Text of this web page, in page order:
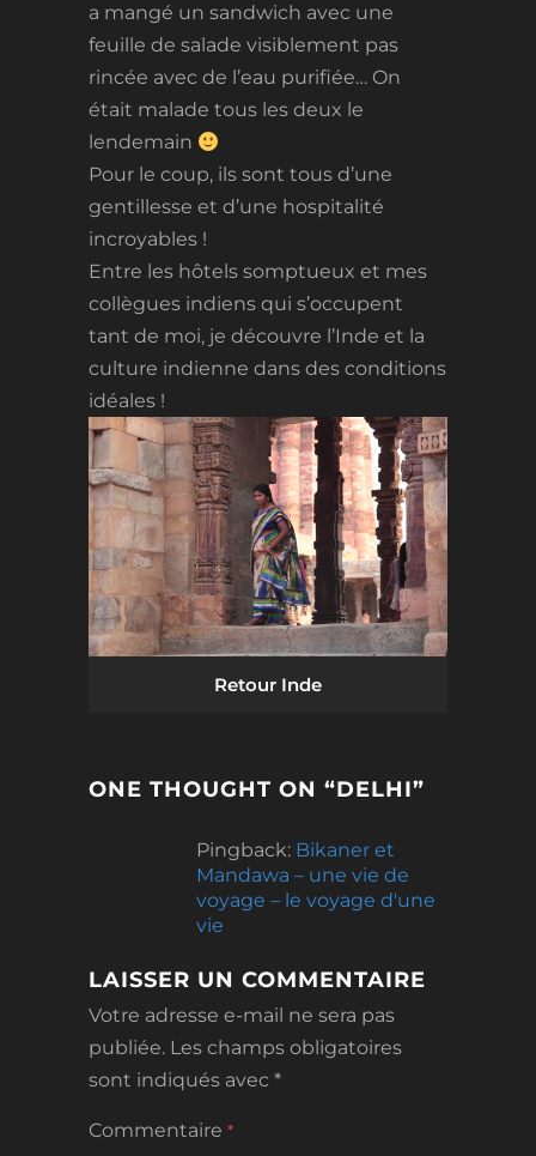
a mangé un sandwich avec une
feuille de salade visiblement pas
rincée avec de l’eau purifiée… On
était malade tous les deux le
lendemain
Pour le coup, ils sont tous d’une
gentillesse et d’une hospitalité
incroyables !
Entre les hôtels somptueux et mes
collègues indiens qui s’occupent
tant de moi, je découvre l’Inde et la
culture indienne dans des conditions
idéales !
Retour Inde
ONE THOUGHT ON “DELHI”
Pingback: Bikaner et
Mandawa – une vie de
voyage – le voyage d'une
vie
LAISSER UN COMMENTAIRE
Votre adresse e-mail ne sera pas
publiée. Les champs obligatoires
sont indiqués avec *
Commentaire *